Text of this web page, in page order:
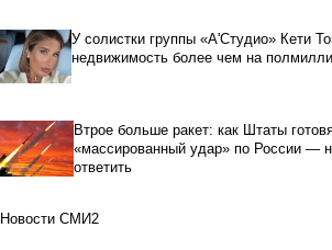
У солистки группы «А'Студио» Кети
недвижимость более чем на
Втрое больше ракет: как Штаты
«массированный удар» по России —
ответить
Новости СМИ2